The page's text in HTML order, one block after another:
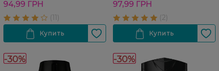
94,99 ГРН 97,99 ГРН
-30% -30%